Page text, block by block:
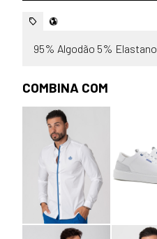
95% Algodão 5% Elastano
COMBINA COM